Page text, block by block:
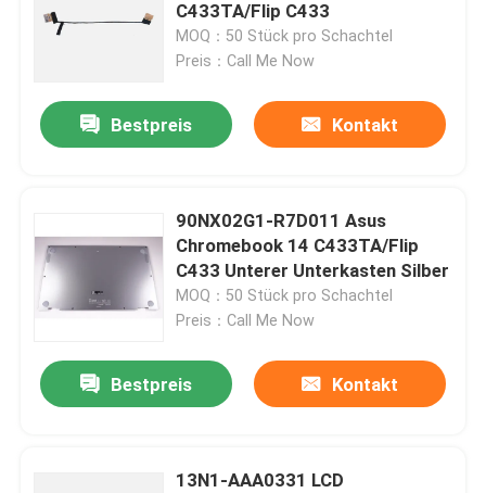
C433TA/Flip C433
MOQ：50 Stück pro Schachtel
Preis：Call Me Now
Bestpreis Kontakt
90NX02G1-R7D011 Asus
Chromebook 14 C433TA/Flip
C433 Unterer Unterkasten Silber
MOQ：50 Stück pro Schachtel
Preis：Call Me Now
Bestpreis Kontakt
13N1-AAA0331 LCD